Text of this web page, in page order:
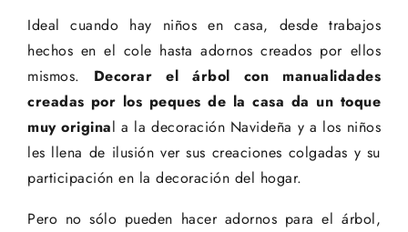
Ideal cuando hay niños en casa, desde trabajos
hechos en el cole hasta adornos creados por ellos
mismos. Decorar el árbol con manualidades
creadas por los peques de la casa da un toque
muy original a la decoración Navideña y a los niños
les llena de ilusión ver sus creaciones colgadas y su
participación en la decoración del hogar.
Pero no sólo pueden hacer adornos para el árbol,